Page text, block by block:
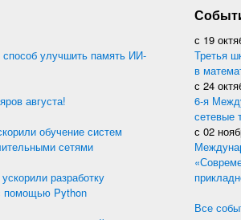
улучшить память ИИ-
августа!
обучение систем
сетями
разработку
помощью Python
с 19
Третья
в
с 24
6-я
сетевые
с 02
Все